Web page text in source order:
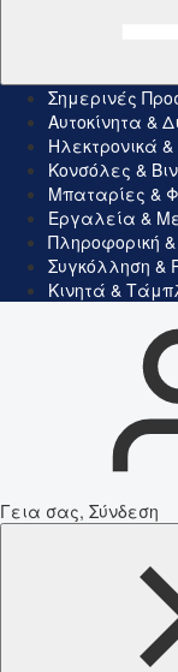
Σημερινές
Αυτοκίνητα &
Ηλεκτρονικά
Κονσόλες &
Μπαταρίες &
Εργαλεία &
Πληροφορική
Συγκόλληση &
Κινητά &
Γεια σας, Σύνδεση